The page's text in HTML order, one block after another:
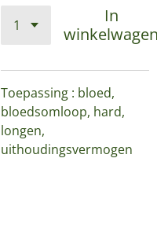
In
Toepassing : bloed,
bloedsomloop, hard,
longen,
uithoudingsvermogen